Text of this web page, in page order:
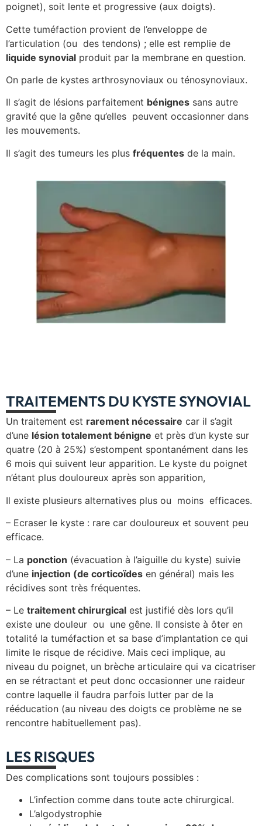
poignet), soit lente et progressive (aux doigts).
Cette tuméfaction provient de l’enveloppe de
l’articulation (ou des tendons) ; elle est remplie de
liquide synovial produit par la membrane en question.
On parle de kystes arthrosynoviaux ou ténosynoviaux.
Il s’agit de lésions parfaitement bénignes sans autre
gravité que la gêne qu’elles peuvent occasionner dans
les mouvements.
Il s’agit des tumeurs les plus fréquentes de la main.
TRAITEMENTS DU KYSTE SYNOVIAL
Un traitement est rarement nécessaire car il s’agit
d’une lésion totalement bénigne et près d’un kyste sur
quatre (20 à 25%) s’estompent spontanément dans les
6 mois qui suivent leur apparition. Le kyste du poignet
n’étant plus douloureux après son apparition,
Il existe plusieurs alternatives plus ou moins efficaces.
– Ecraser le kyste : rare car douloureux et souvent peu
efficace.
– La ponction (évacuation à l’aiguille du kyste) suivie
d’une injection (de corticoïdes en général) mais les
récidives sont très fréquentes.
– Le traitement chirurgical est justifié dès lors qu’il
existe une douleur ou une gêne. Il consiste à ôter en
totalité la tuméfaction et sa base d’implantation ce qui
limite le risque de récidive. Mais ceci implique, au
niveau du poignet, un brèche articulaire qui va cicatriser
en se rétractant et peut donc occasionner une raideur
contre laquelle il faudra parfois lutter par de la
rééducation (au niveau des doigts ce problème ne se
rencontre habituellement pas).
LES RISQUES
Des complications sont toujours possibles :
L’infection comme dans toute acte chirurgical.
L’algodystrophie